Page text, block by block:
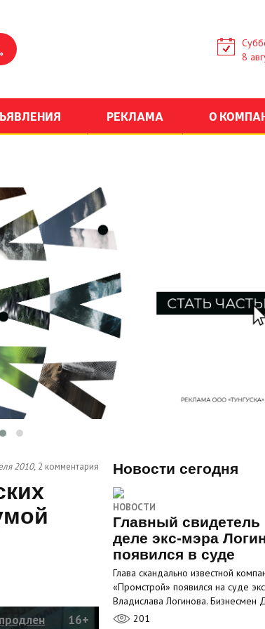
8
РЕКЛАМА О
2010, 2 комментария
16+
Новости сегодня
НОВОСТИ
Главный свидетель
деле экс-мэра
появился в суде
Глава скандально известной
«Промстрой» появился на суде
Владислава Логинова. Бизнесмен
201